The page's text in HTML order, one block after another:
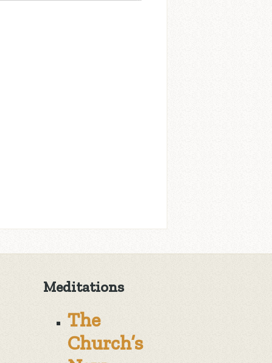
Meditations
The
Church’s